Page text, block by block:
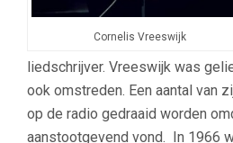
Cornelis Vreeswijk
liedschrijver. Vreeswijk was
ook omstreden. Een aantal van
op de radio gedraaid worden
aanstootgevend vond. In 1966